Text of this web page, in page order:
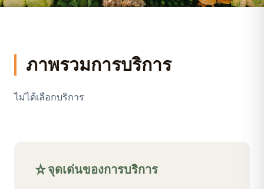
ภาพรวมการบริการ
ไม่ได้เลือกบริการ
star_rateจุดเด่นของการบริการ